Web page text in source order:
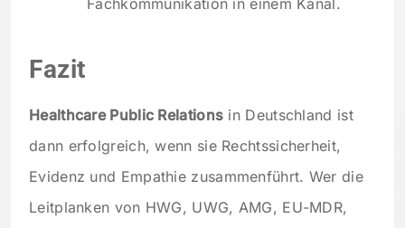
Fazit
Healthcare Public Relations in Deutschland ist
dann erfolgreich, wenn sie Rechtssicherheit,
Evidenz und Empathie zusammenführt. Wer die
Leitplanken von HWG, UWG, AMG, EU-MDR,